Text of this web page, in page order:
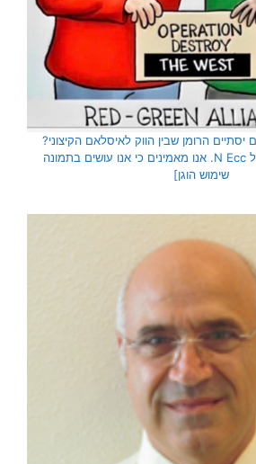
הרומן שבין הווק לאיסלאם הקיצוני?
המקור: דף הטוויטר של N Ecc. אנו מאמינים כי אנו עושים בתמונה
שימוש הוגן]